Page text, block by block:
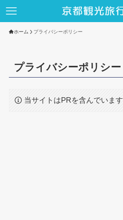
ホーム プライバシーポリシー
プライバシーポリシー
当サイトはPRを含んでいます